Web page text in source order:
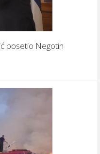
posetio Negotin